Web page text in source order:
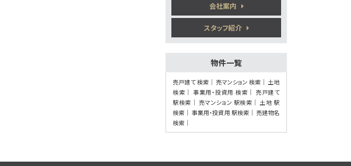
満室稼働の収益アパート 表面利回り
7.5％ 土地…
5,280万円
歩13分
保証で家…
第8位
4,490万円
会社案内
スタッフ紹介
物件一覧
売戸建て 検索 売マンション 検索
土地
検索
事業用・投資用 検索
売戸建て
駅検索
売マンション 駅検索
土地 駅
検索
事業用・投資用 駅検索
売建物名
検索